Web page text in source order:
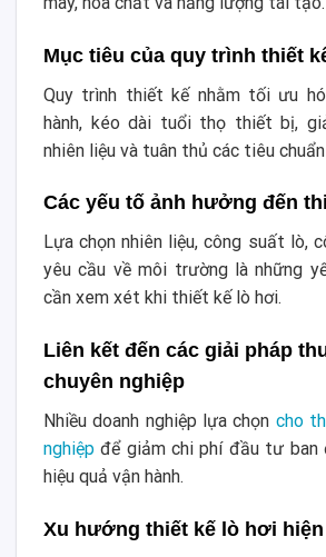
Mục tiêu của quy trình thiết
Quy trình thiết kế nhằm tối ưu
hành, kéo dài tuổi thọ thiết bị,
nhiên liệu và tuân thủ các tiêu
Các yếu tố ảnh hưởng đến
Lựa chọn nhiên liệu, công suất lò,
yêu cầu về môi trường là những
cần xem xét khi thiết kế lò hơi.
Liên kết đến các giải pháp
chuyên nghiệp
Nhiều doanh nghiệp lựa chọn cho
nghiệp để giảm chi phí đầu tư ban
hiệu quả vận hành.
Xu hướng thiết kế lò hơi hiện